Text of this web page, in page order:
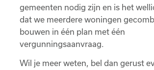
gemeenten nodig zijn en is het
dat we meerdere woningen
bouwen in één plan met één
vergunningsaanvraag.
Wil je meer weten, bel dan gerust